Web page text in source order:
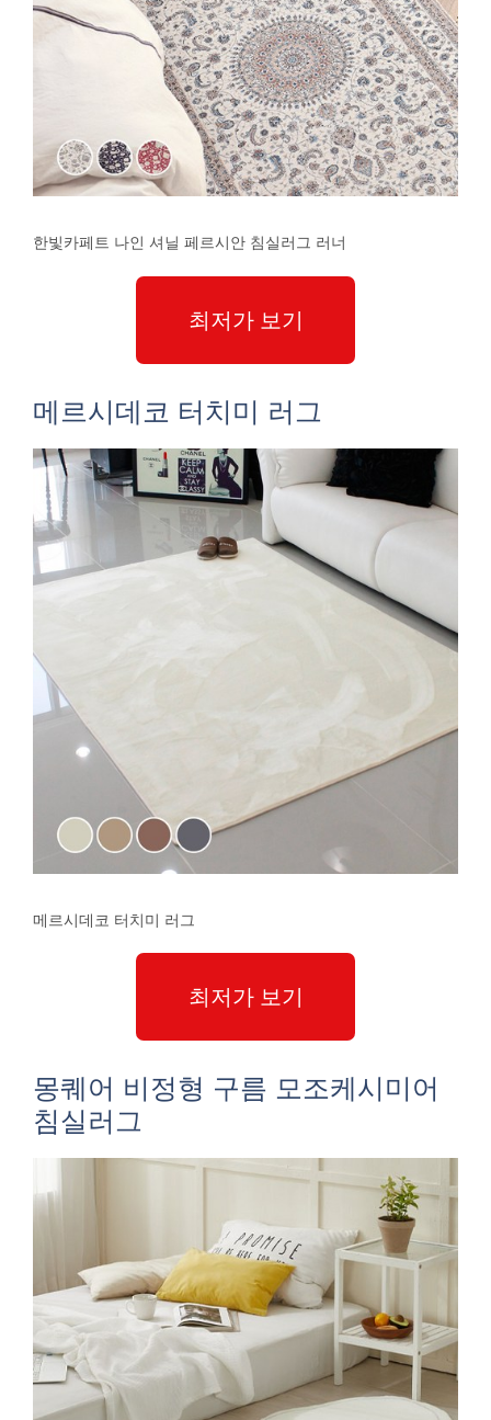
한빛카페트 나인 셔닐 페르시안 침실러그 러너
최저가 보기
메르시데코 터치미 러그
메르시데코 터치미 러그
최저가 보기
몽퀘어 비정형 구름 모조케시미어
침실러그